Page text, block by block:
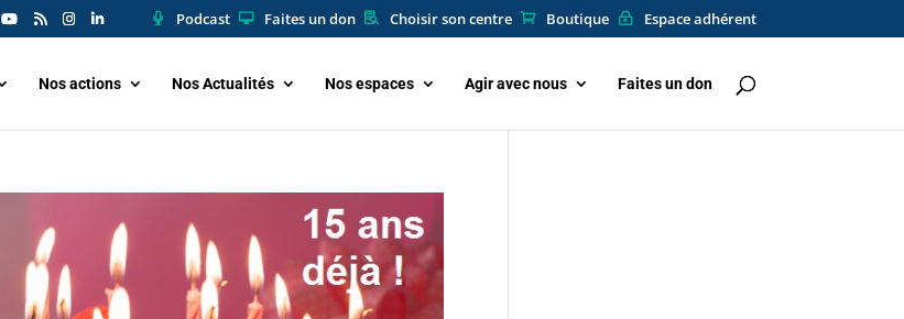
Podcast Faites un don Choisir son centre Boutique Espace adhérent
Nos actions Nos Actualités Nos espaces Agir avec nous Faites un don